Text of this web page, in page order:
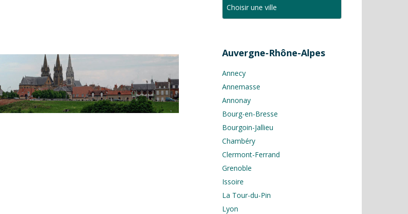
Auvergne-Rhône-Alpes
Annecy
Annemasse
Annonay
Bourg-en-Bresse
Bourgoin-Jallieu
Chambéry
Clermont-Ferrand
Grenoble
Issoire
La Tour-du-Pin
Lyon